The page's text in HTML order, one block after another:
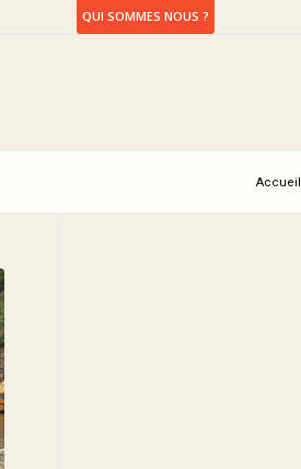
QUI SOMMES NOUS ?
Accueil